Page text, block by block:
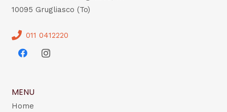
10095 Grugliasco (To)
011 0412220
MENU
Home